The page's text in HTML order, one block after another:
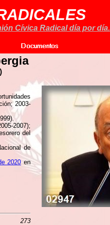
Cívica Radical día por día.
2003-
2007);
del
de
2020 en
273